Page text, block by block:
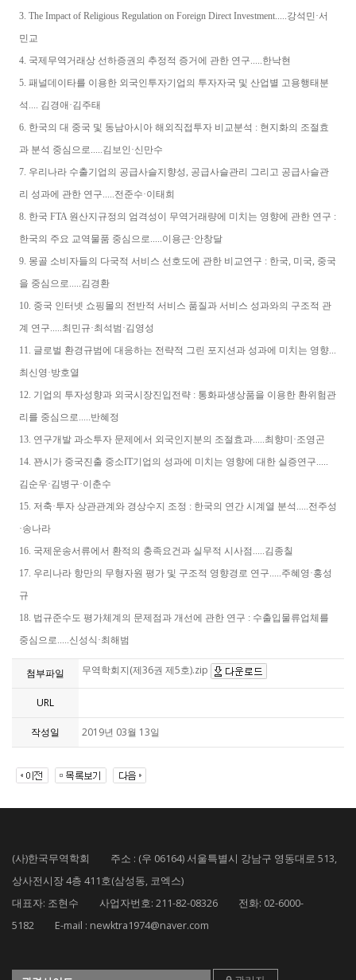
3. The Impact of Religious Regulation on Foreign Direct Investment.....강석민·서
민교
4. 국제무역거래상 선하증권의 추정적 증거에 관한 연구.....한낙현
5. 패널데이타를 이용한 외국인투자기업의 투자자국 및 산업별 고용행태분
석.... 김경애·김주태
6. 한국의 대 중국 및 동남아시아 해외직접투자 비교분석 : 현지화의 조절효
과 분석 중심으로.....김보인·신만수
7. 우리나라 수출기업의 공급사슬지향성, 공급사슬관리 그리고 공급사슬관
리 성과에 관한 연구.....전준수·이태희
8. 한국 FTA 원산지규정의 엄격성이 무역거래량에 미치는 영향에 관한 연구 :
한국의 주요 교역물품 중심으로.....이용근·안창달
9. 몽골 소비자들의 다국적 서비스 선호도에 관한 비교연구 : 한국, 미국, 중국
을 중심으로.....김경환
10. 중국 인터넷 쇼핑몰의 전반적 서비스 품질과 서비스 성과와의 구조적 관
계 연구.....최민규·최석범·김영성
11. 글로벌 환경규범에 대응하는 전략적 그린 포지션과 성과에 미치는 영향...
최신영·방호열
12. 기업의 투자성향과 외국시장진입전략 : 통화파생상품을 이용한 환위험관
리를 중심으로.....반혜정
13. 연구개발 과소투자 문제에서 외국인지분의 조절효과.....최향미·조영곤
14. 꽌시가 중국진출 중소IT기업의 성과에 미치는 영향에 대한 실증연구.....
김순우·김병구·이춘수
15. 저축·투자 상관관계와 경상수지 조정 : 한국의 연간 시계열 분석.....전주성
·송나라
16. 국제운송서류에서 환적의 충족요건과 실무적 시사점.....김종칠
17. 우리나라 항만의 무형자원 평가 및 구조적 영향경로 연구.....주혜영·홍성
규
18. 법규준수도 평가체계의 문제점과 개선에 관한 연구 : 수출입물류업체를
중심으로.....신성식·최해범
첨부파일 무역학회지(제36권 제5호).zip
URL
작성일 2019년 03월 13일
(사)한국무역학회 주소 : (우 06164) 서울특별시 강남구 영동대로 513,
상사전시장 4층 411호(삼성동, 코엑스)
대표자: 조현수 사업자번호: 211-82-08326 전화: 02-6000-
5182 E-mail : newktra1974@naver.com